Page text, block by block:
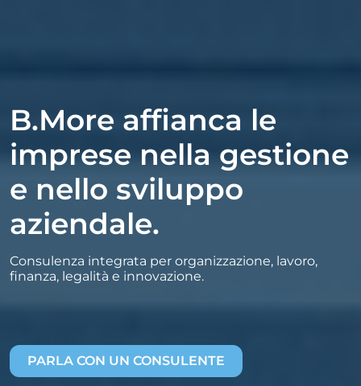
B.More affianca le
imprese nella gestione
e nello sviluppo
aziendale.
Consulenza integrata per organizzazione, lavoro,
finanza, legalità e innovazione.
PARLA CON UN CONSULENTE